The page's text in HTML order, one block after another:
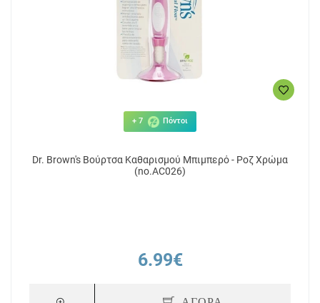
+ 7 Πόντοι
Dr. Brown's Βούρτσα Καθαρισμού Μπιμπερό - Ροζ Χρώμα
(no.AC026)
6.99€